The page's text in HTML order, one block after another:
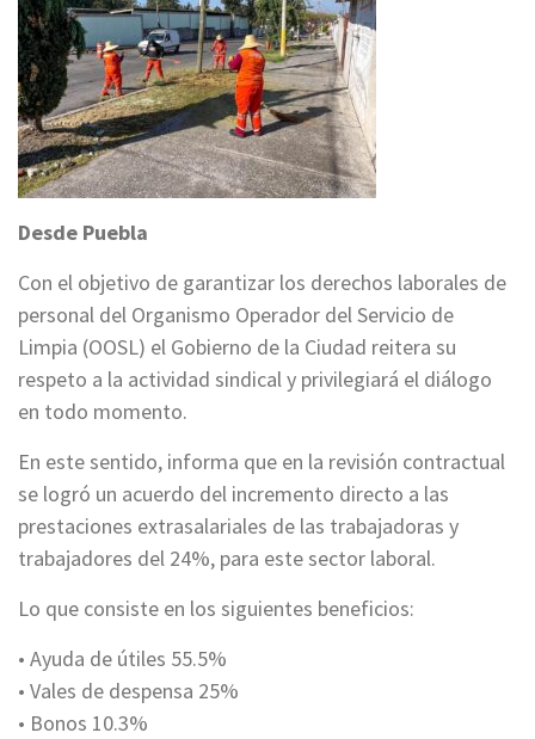
Desde Puebla
Con el objetivo de garantizar los derechos laborales de
personal del Organismo Operador del Servicio de
Limpia (OOSL) el Gobierno de la Ciudad reitera su
respeto a la actividad sindical y privilegiará el diálogo
en todo momento.
En este sentido, informa que en la revisión contractual
se logró un acuerdo del incremento directo a las
prestaciones extrasalariales de las trabajadoras y
trabajadores del 24%, para este sector laboral.
Lo que consiste en los siguientes beneficios:
• Ayuda de útiles 55.5%
• Vales de despensa 25%
• Bonos 10.3%